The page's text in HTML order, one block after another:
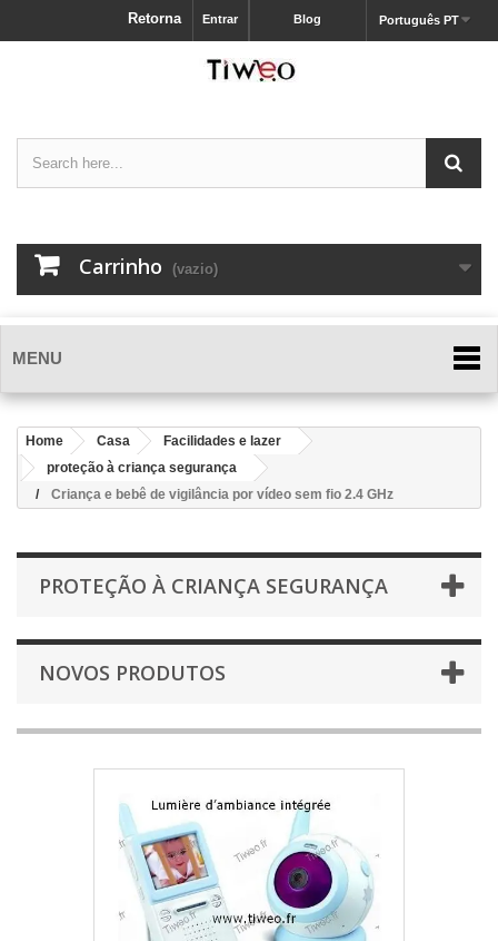
Português PT
Blog
Entrar
Retorna
Carrinho (vazio)
MENU
Home Casa
Facilidades e lazer
proteção à criança segurança
Criança e bebê de vigilância por vídeo sem fio 2.4 GHz
PROTEÇÃO À CRIANÇA SEGURANÇA
NOVOS PRODUTOS